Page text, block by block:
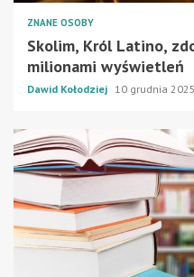
ZNANE OSOBY
Skolim, Król Latino,
milionami wyświetleń
Dawid Kołodziej 10 grudnia 2025